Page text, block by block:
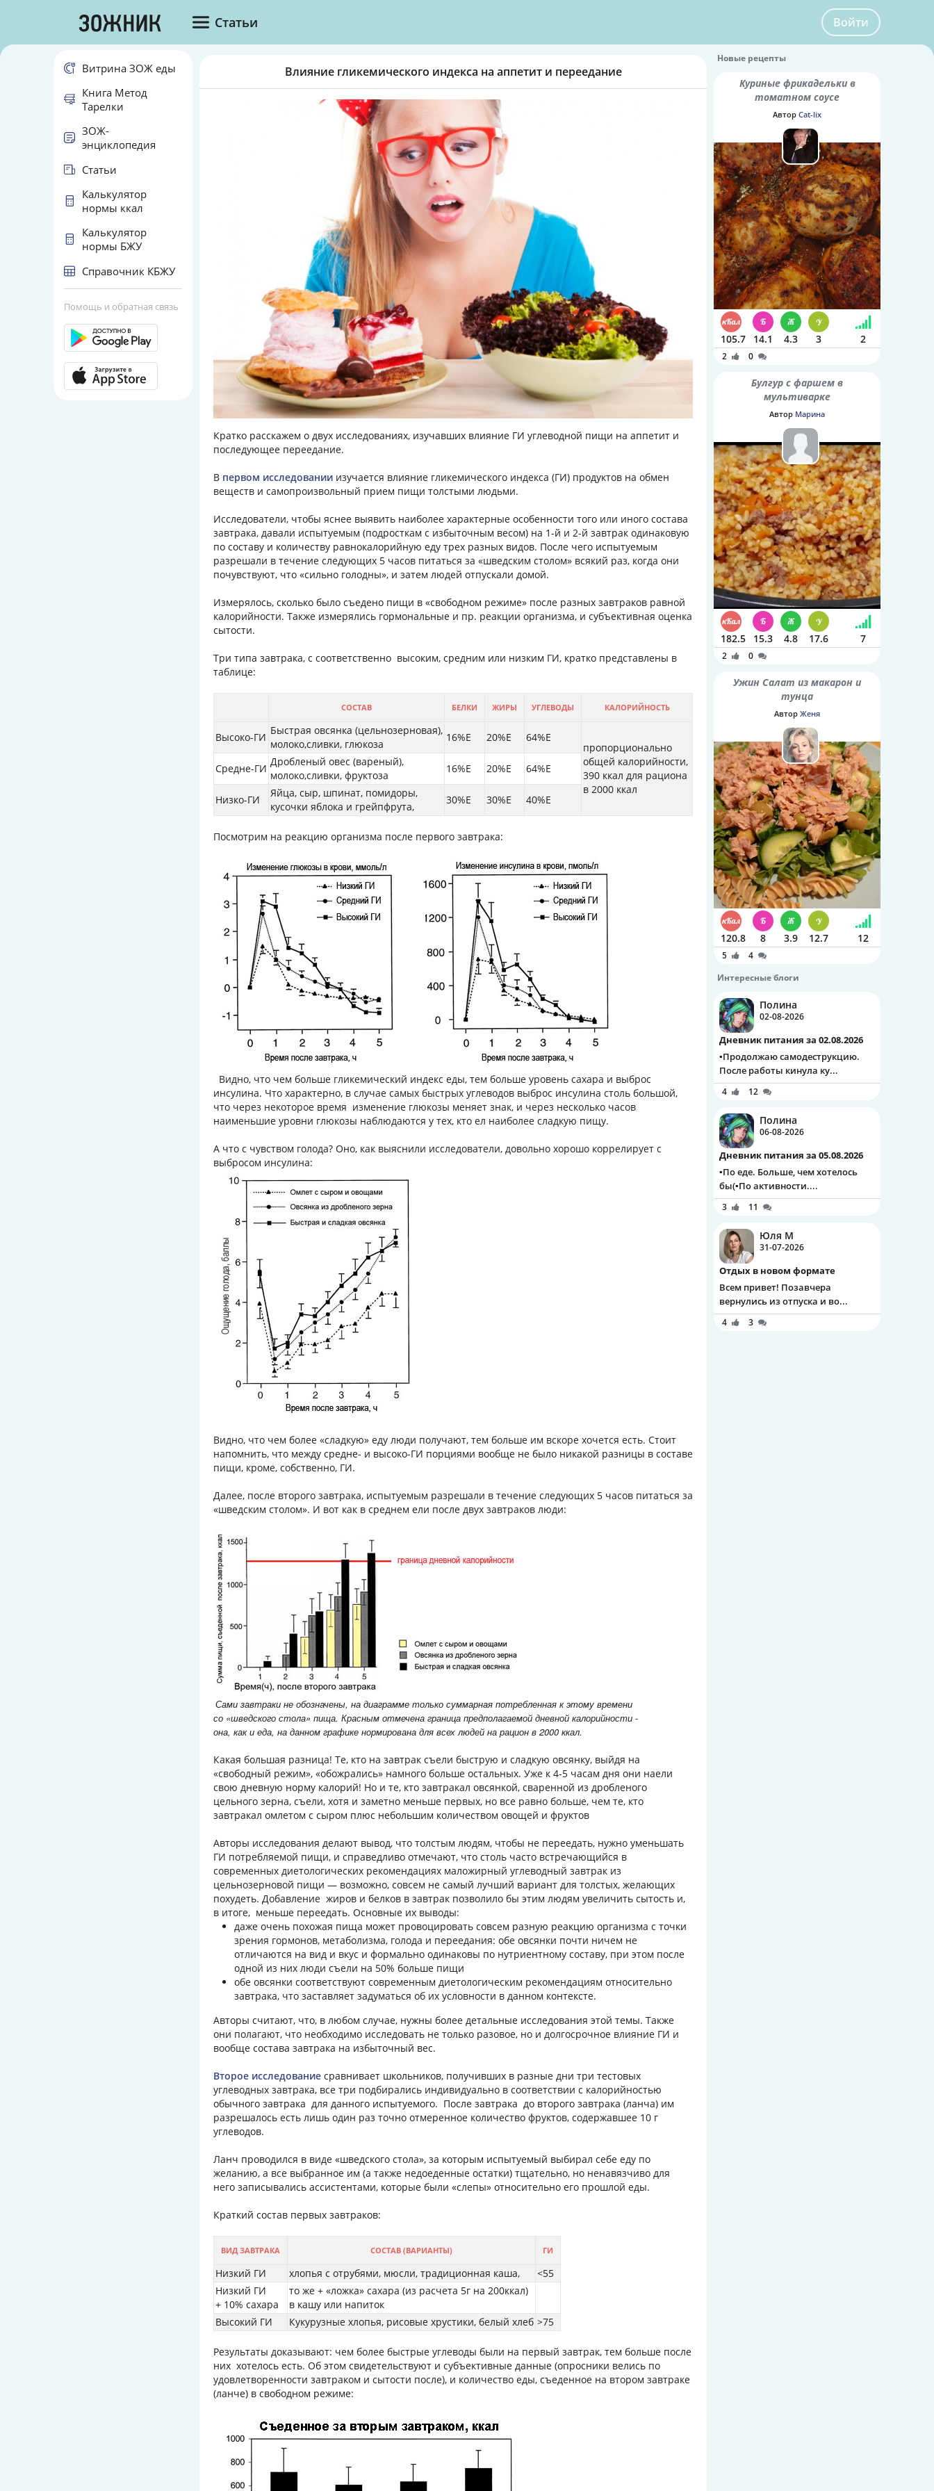
Статьи Войти
Влияние гликемического индекса на аппетит и переедание
Кратко расскажем о двух исследованиях, изучавших влияние ГИ углеводной пищи на аппетит и
последующее переедание.
В первом исследовании изучается влияние гликемического индекса (ГИ) продуктов на обмен
веществ и самопроизвольный прием пищи толстыми людьми.
Исследователи, чтобы яснее выявить наиболее характерные особенности того или иного состава
завтрака, давали испытуемым (подросткам с избыточным весом) на 1-й и 2-й завтрак одинаковую
по составу и количеству равнокалорийную еду трех разных видов. После чего испытуемым
разрешали в течение следующих 5 часов питаться за «шведским столом» всякий раз, когда они
почувствуют, что «сильно голодны», и затем людей отпускали домой.
Измерялось, сколько было съедено пищи в «свободном режиме» после разных завтраков равной
калорийности. Также измерялись гормональные и пр. реакции организма, и субъективная оценка
сытости.
Три типа завтрака, c соответственно высоким, средним или низким ГИ, кратко представлены в
таблице:
СОСТАВ БЕЛКИ ЖИРЫ УГЛЕВОДЫ КАЛОРИЙНОСТЬ
Высоко-ГИ
Быстрая овсянка (цельнозерновая),
молоко,сливки, глюкоза
16%E 20%E 64%E
пропорционально
общей калорийности,
390 ккал для рациона
в 2000 ккал
Средне-ГИ
Дробленый овес (вареный),
молоко,сливки, фруктоза
16%E 20%E 64%E
Низко-ГИ
Яйца, сыр, шпинат, помидоры,
кусочки яблока и грейпфрута,
30%E 30%E 40%E
Посмотрим на реакцию организма после первого завтрака:
Видно, что чем больше гликемический индекс еды, тем больше уровень сахара и выброс
инсулина. Что характерно, в случае самых быстрых углеводов выброс инсулина столь большой,
что через некоторое время изменение глюкозы меняет знак, и через несколько часов
наименьшие уровни глюкозы наблюдаются у тех, кто ел наиболее сладкую пищу.
А что с чувством голода? Оно, как выяснили исследователи, довольно хорошо коррелирует с
выбросом инсулина:
Видно, что чем более «сладкую» еду люди получают, тем больше им вскоре хочется есть. Стоит
напомнить, что между средне- и высоко-ГИ порциями вообще не было никакой разницы в составе
пищи, кроме, собственно, ГИ.
Далее, после второго завтрака, испытуемым разрешали в течение следующих 5 часов питаться за
«шведским столом». И вот как в среднем ели после двух завтраков люди:
Сами завтраки не обозначены, на диаграмме только суммарная потребленная к этому времени
со «шведского стола» пища. Красным отмечена граница предполагаемой дневной калорийности -
она, как и еда, на данном графике нормирована для всех людей на рацион в 2000 ккал.
Какая большая разница! Те, кто на завтрак съели быструю и сладкую овсянку, выйдя на
«свободный режим», «обожрались» намного больше остальных. Уже к 4-5 часам дня они наели
свою дневную норму калорий! Но и те, кто завтракал овсянкой, сваренной из дробленого
цельного зерна, съели, хотя и заметно меньше первых, но все равно больше, чем те, кто
завтракал омлетом с сыром плюс небольшим количеством овощей и фруктов
Авторы исследования делают вывод, что толстым людям, чтобы не переедать, нужно уменьшать
ГИ потребляемой пищи, и справедливо отмечают, что столь часто встречающийся в
современных диетологических рекомендациях маложирный углеводный завтрак из
цельнозерновой пищи — возможно, совсем не самый лучший вариант для толстых, желающих
похудеть. Добавление жиров и белков в завтрак позволило бы этим людям увеличить сытость и,
в итоге, меньше переедать. Основные их выводы:
даже очень похожая пища может провоцировать совсем разную реакцию организма с точки
зрения гормонов, метаболизма, голода и переедания: обе овсянки почти ничем не
отличаются на вид и вкус и формально одинаковы по нутриентному составу, при этом после
одной из них люди съели на 50% больше пищи
обе овсянки соответствуют современным диетологическим рекомендациям относительно
завтрака, что заставляет задуматься об их условности в данном контексте.
Авторы считают, что, в любом случае, нужны более детальные исследования этой темы. Также
они полагают, что необходимо исследовать не только разовое, но и долгосрочное влияние ГИ и
вообще состава завтрака на избыточный вес.
Второе исследование сравнивает школьников, получивших в разные дни три тестовых
углеводных завтрака, все три подбирались индивидуально в соответствии с калорийностью
обычного завтрака для данного испытуемого. После завтрака до второго завтрака (ланча) им
разрешалось есть лишь один раз точно отмеренное количество фруктов, содержавшее 10 г
углеводов.
Ланч проводился в виде «шведского стола», за которым испытуемый выбирал себе еду по
желанию, а все выбранное им (а также недоеденные остатки) тщательно, но ненавязчиво для
него записывались ассистентами, которые были «слепы» относительно его прошлой еды.
Краткий состав первых завтраков:
ВИД ЗАВТРАКА СОСТАВ (ВАРИАНТЫ) ГИ
Низкий ГИ хлопья с отрубями, мюсли, традиционная каша,
<55
Низкий ГИ
+ 10% сахара
то же + «ложка» сахара (из расчета 5г на 200ккал)
в кашу или напиток
Высокий ГИ
Кукурузные хлопья, рисовые хрустики, белый хлеб >75
Результаты доказывают: чем более быстрые углеводы были на первый завтрак, тем больше после
них хотелось есть. Об этом свидетельствуют и субъективные данные (опросники велись по
удовлетворенности завтраком и сытости после), и количество еды, съеденное на втором завтраке
(ланче) в свободном режиме:
Витрина ЗОЖ еды
Книга Метод
Тарелки
ЗОЖ-
энциклопедия
Статьи
Калькулятор
нормы ккал
Калькулятор
нормы БЖУ
Справочник КБЖУ
Помощь и обратная связь
Новые рецепты
Куриные фрикадельки в
томатном соусе
Автор Cat-lix
105.7 14.1 4.3 3 2
2 0
Булгур с фаршем в
мультиварке
Автор Марина
182.5 15.3 4.8 17.6 7
2 0
Ужин Салат из макарон и
тунца
Автор Женя
120.8 8 3.9 12.7 12
5
4
Интересные блоги
Полина
02-08-2026
Дневник питания за 02.08.2026
▪️Продолжаю самодеструкцию.
После работы кинула ку...
4 12
Полина
06-08-2026
Дневник питания за 05.08.2026
▪️По еде. Больше, чем хотелось
бы(▪️По активности....
3 11
Юля М
31-07-2026
Отдых в новом формате
Всем привет! Позавчера
вернулись из отпуска и во...
4 3